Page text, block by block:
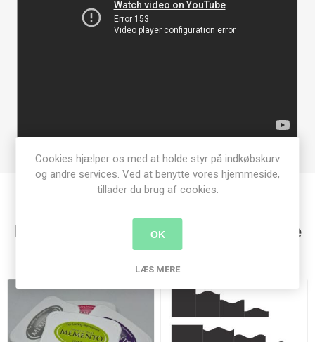
Kunder der har købt denne vare købte
også
Cookies hjælper os med at holde styr på indkøbskurv
og andre services. Ved at benytte vores hjemmeside,
tillader du brug af cookies.
OK
LÆS MERE